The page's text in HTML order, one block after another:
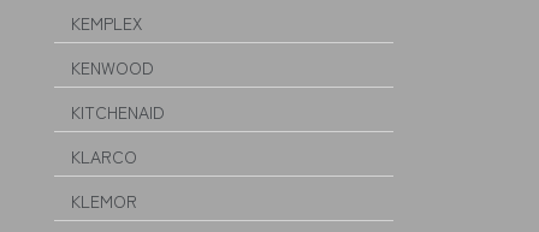
KEMPLEX
KENWOOD
KITCHENAID
KLARCO
KLEMOR